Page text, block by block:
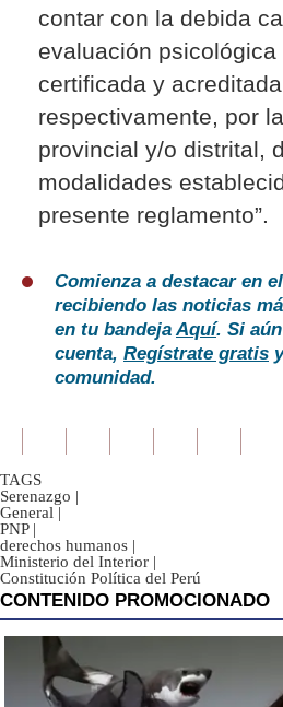
contar con la debida
evaluación psicológica
certificada y
respectivamente, por
provincial y/o distrital,
modalidades
presente reglamento”.
Comienza a destacar en
recibiendo las noticias
en tu bandejaAquí. Si
cuenta, Regístrate gratis
comunidad.
TAGS
Serenazgo |
General |
PNP |
derechos humanos |
Ministerio del Interior |
Constitución Política del Perú